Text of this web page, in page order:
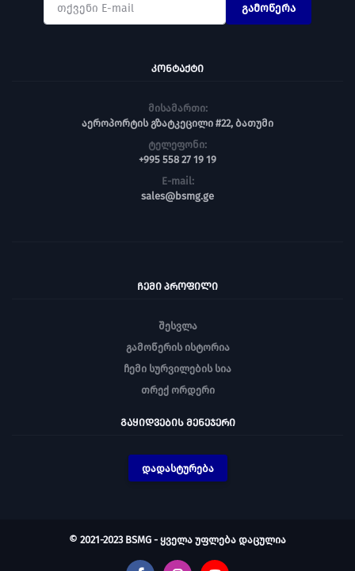
გამოწერა
ᲙᲝᲜᲢᲐᲥᲢᲘ
მისამართი:
აეროპორტის გზატკეცილი #22, ბათუმი
ტელეფონი:
+995 558 27 19 19
E-mail:
sales@bsmg.ge
ᲩᲔᲛᲘ ᲞᲠᲝᲤᲘᲚᲘ
შესვლა
გამოწერის ისტორია
ჩემი სურვილების სია
თრექ ორდერი
ᲒᲐᲧᲘᲓᲕᲔᲑᲘᲡ ᲛᲔᲜᲔᲯᲔᲠᲘ
დადასტურება
© 2021-2023 BSMG - ყველა უფლება დაცულია